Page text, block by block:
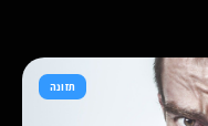
תזונה